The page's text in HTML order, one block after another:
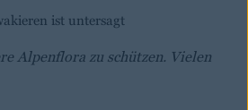
ist untersagt
Alpenflora zu schützen. Vielen